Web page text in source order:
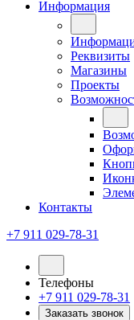
Информация
Реквизиты
Магазины
Проекты
Контакты
+7 911 029-78-31
Телефоны
+7 911 029-78-31
Заказать звонок